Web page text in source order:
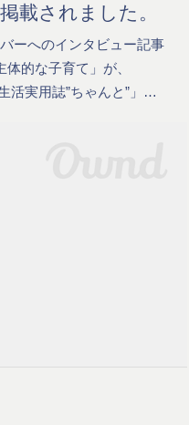
載されました。
ーへのインタビュー記事
体的な子育て」が、
活実用誌”ちゃんと”」…